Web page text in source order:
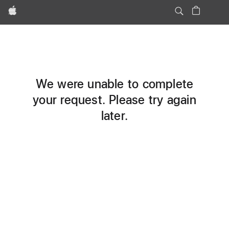
Apple
We were unable to complete
your request. Please try again
later.